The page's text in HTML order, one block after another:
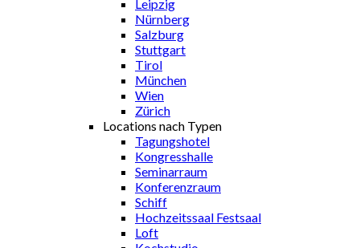
Leipzig
Nürnberg
Salzburg
Stuttgart
Tirol
München
Wien
Zürich
Locations nach Typen
Tagungshotel
Kongresshalle
Seminarraum
Konferenzraum
Schiff
Hochzeitssaal Festsaal
Loft